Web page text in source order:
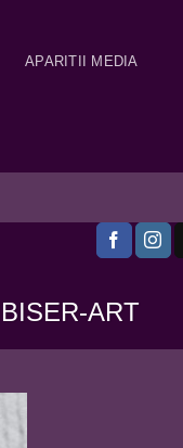
APARITII MEDIA
BISER-ART